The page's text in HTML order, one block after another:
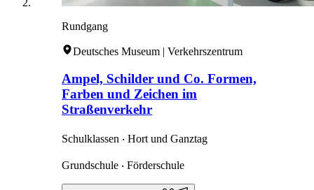
Rundgang
Deutsches Museum | Verkehrszentrum
Ampel, Schilder und Co. Formen,
Farben und Zeichen im
Straßenverkehr
Schulklassen ‧ Hort und Ganztag
Grundschule ‧ Förderschule